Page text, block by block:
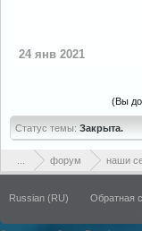
24 янв 2021
(Вы
Статус темы: Закрыта.
форум наши
Russian (RU) Обратная